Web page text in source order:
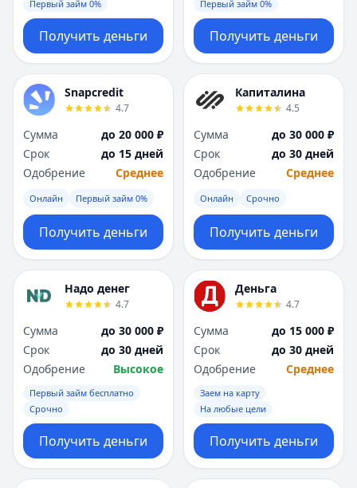
Первый займ 0%
Получить деньги
Первый займ 0%
Получить деньги
Snapcredit
4.7
Сумма
до 20 000 ₽
Срок
до 15 дней
Одобрение
Среднее
Онлайн Первый займ 0%
Получить деньги
Капиталина
4.5
Сумма
до 30 000 ₽
Срок
до 30 дней
Одобрение
Среднее
Онлайн Срочно
Получить деньги
Надо денег
4.7
Сумма
до 30 000 ₽
Срок
до 30 дней
Одобрение
Высокое
Первый займ бесплатно
Срочно
Получить деньги
Деньга
4.7
Сумма
до 15 000 ₽
Срок
до 30 дней
Одобрение
Среднее
Заем на карту
На любые цели
Получить деньги